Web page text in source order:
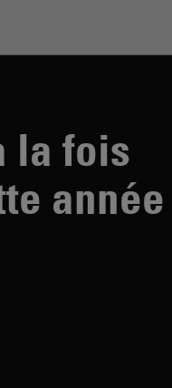
la fois
année